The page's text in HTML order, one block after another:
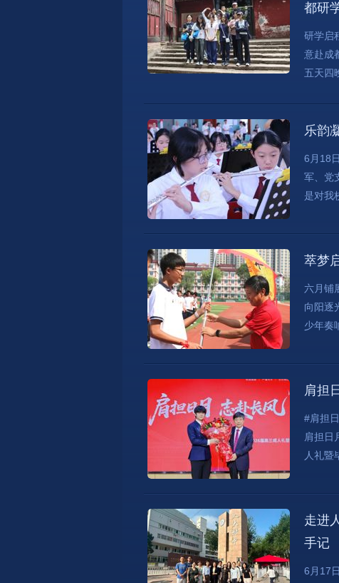
都研
研学启
意赴成
五天四
乐韵
6月18
军、党
是对我
萃梦
六月铺
向阳逐
少年奏
肩担
#肩担
肩担日
人礼暨
走进
手记
6月17